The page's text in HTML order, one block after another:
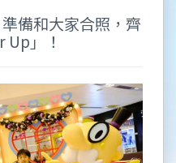
備和大家合照，齊
Up」！